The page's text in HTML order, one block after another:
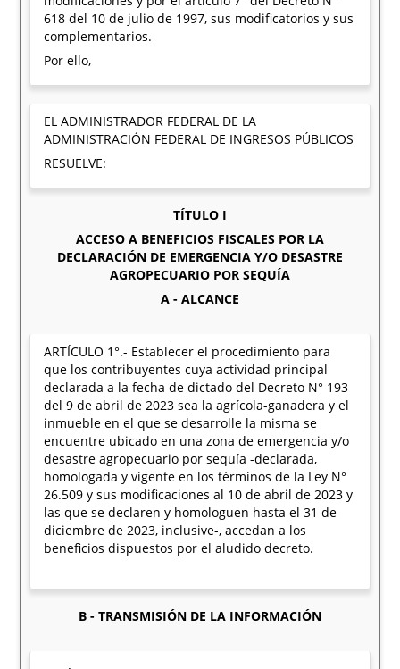
618 del 10 de julio de 1997, sus modificatorios y sus
complementarios.
Por ello,
EL ADMINISTRADOR FEDERAL DE LA
ADMINISTRACIÓN FEDERAL DE INGRESOS PÚBLICOS
RESUELVE:
TÍTULO I
ACCESO A BENEFICIOS FISCALES POR LA
DECLARACIÓN DE EMERGENCIA Y/O DESASTRE
AGROPECUARIO POR SEQUÍA
A - ALCANCE
ARTÍCULO 1°.- Establecer el procedimiento para
que los contribuyentes cuya actividad principal
declarada a la fecha de dictado del Decreto N° 193
del 9 de abril de 2023 sea la agrícola-ganadera y el
inmueble en el que se desarrolle la misma se
encuentre ubicado en una zona de emergencia y/o
desastre agropecuario por sequía -declarada,
homologada y vigente en los términos de la Ley N°
26.509 y sus modificaciones al 10 de abril de 2023 y
las que se declaren y homologuen hasta el 31 de
diciembre de 2023, inclusive-, accedan a los
beneficios dispuestos por el aludido decreto.
B - TRANSMISIÓN DE LA INFORMACIÓN